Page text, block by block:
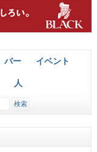
バー イベント
人